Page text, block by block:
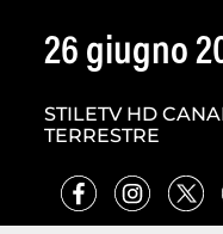
26 giugno
STILETV HD
TERRESTRE